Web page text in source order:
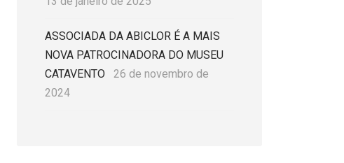
ASSOCIADA DA ABICLOR É A MAIS
NOVA PATROCINADORA DO MUSEU
CATAVENTO
26 de novembro de
2024